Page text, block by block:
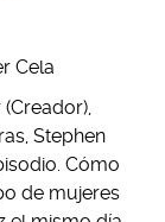
Cela
Stephen
Cómo
de mujeres